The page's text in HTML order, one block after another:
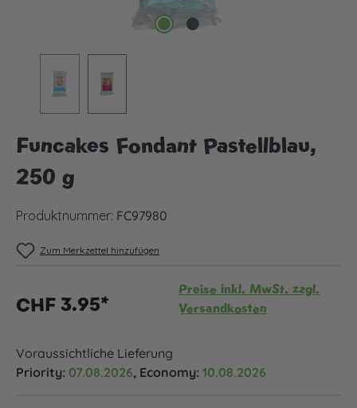
Funcakes Fondant Pastellblau,
250 g
Produktnummer: FC97980
Zum Merkzettel hinzufügen
CHF 3.95*
Preise inkl. MwSt. zzgl.
Versandkosten
Voraussichtliche Lieferung
Priority: 07.08.2026, Economy: 10.08.2026